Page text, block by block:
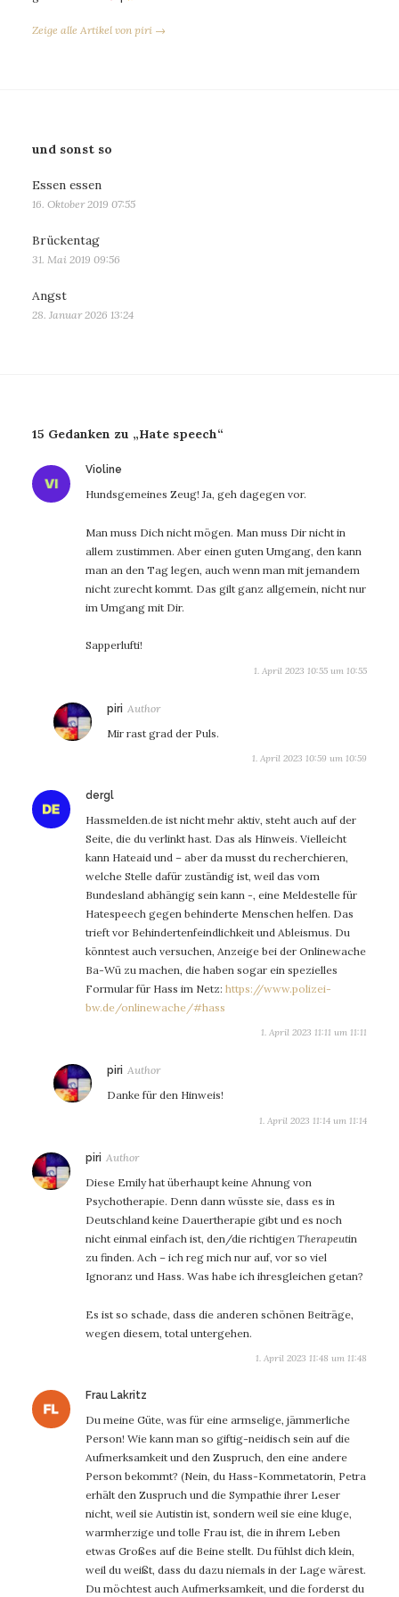
Zeige alle Artikel von piri →
und sonst so
Essen essen
16. Oktober 2019 07:55
Brückentag
31. Mai 2019 09:56
Angst
28. Januar 2026 13:24
15 Gedanken zu „Hate speech“
Violine
Hundsgemeines Zeug! Ja, geh dagegen vor.
Man muss Dich nicht mögen. Man muss Dir nicht in
allem zustimmen. Aber einen guten Umgang, den kann
man an den Tag legen, auch wenn man mit jemandem
nicht zurecht kommt. Das gilt ganz allgemein, nicht nur
im Umgang mit Dir.
Sapperlufti!
1. April 2023 10:55 um 10:55
piri sagt:
Mir rast grad der Puls.
1. April 2023 10:59 um 10:59
derglsagt:
Hassmelden.de ist nicht mehr aktiv, steht auch auf der
Seite, die du verlinkt hast. Das als Hinweis. Vielleicht
kann Hateaid und – aber da musst du recherchieren,
welche Stelle dafür zuständig ist, weil das vom
Bundesland abhängig sein kann -, eine Meldestelle für
Hatespeech gegen behinderte Menschen helfen. Das
trieft vor Behindertenfeindlichkeit und Ableismus. Du
könntest auch versuchen, Anzeige bei der Onlinewache
Ba-Wü zu machen, die haben sogar ein spezielles
Formular für Hass im Netz: https://www.polizei-
bw.de/onlinewache/#hass
1. April 2023 11:11 um 11:11
piri sagt:
Danke für den Hinweis!
1. April 2023 11:14 um 11:14
piri sagt:
Diese Emily hat überhaupt keine Ahnung von
Psychotherapie. Denn dann wüsste sie, dass es in
Deutschland keine Dauertherapie gibt und es noch
nicht einmal einfach ist, den/die richtigen Therapeutin
zu finden. Ach – ich reg mich nur auf, vor so viel
Ignoranz und Hass. Was habe ich ihresgleichen getan?
Es ist so schade, dass die anderen schönen Beiträge,
wegen diesem, total untergehen.
1. April 2023 11:48 um 11:48
Frau Lakritz
Du meine Güte, was für eine armselige, jämmerliche
Person! Wie kann man so giftig-neidisch sein auf die
Aufmerksamkeit und den Zuspruch, den eine andere
Person bekommt? (Nein, du Hass-Kommetatorin, Petra
erhält den Zuspruch und die Sympathie ihrer Leser
nicht, weil sie Autistin ist, sondern weil sie eine kluge,
warmherzige und tolle Frau ist, die in ihrem Leben
etwas Großes auf die Beine stellt. Du fühlst dich klein,
weil du weißt, dass du dazu niemals in der Lage wärest.
Du möchtest auch Aufmerksamkeit, und die forderst du